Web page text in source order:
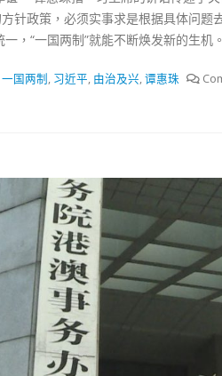
针政策，必须实事求是根据具体问
，“一国两制”就能不断焕发新的生机。
一国两制, 习近平, 由治及兴,谭惠珠
2023-11-30
抹黑候選人涉選舉舞弊 文: 朱家健